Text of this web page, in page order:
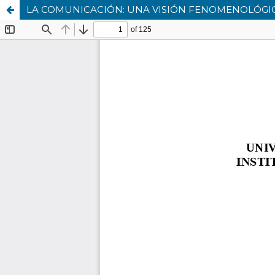
LA COMUNICACIÓN: UNA VISIÓN